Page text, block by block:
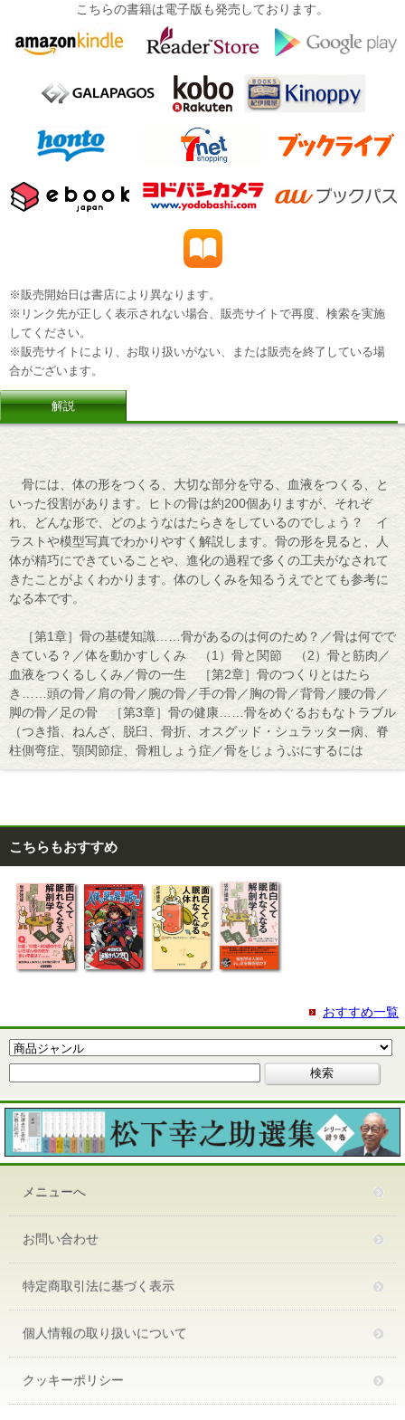
こちらの書籍は電子版も発売しております。
※販売開始日は書店により異なります。
※リンク先が正しく表示されない場合、販売サイトで再度、検索を実施
してください。
※販売サイトにより、お取り扱いがない、または販売を終了している場
合がございます。
解説
骨には、体の形をつくる、大切な部分を守る、血液をつくる、と
いった役割があります。ヒトの骨は約200個ありますが、それぞ
れ、どんな形で、どのようなはたらきをしているのでしょう？ イ
ラストや模型写真でわかりやすく解説します。骨の形を見ると、人
体が精巧にできていることや、進化の過程で多くの工夫がなされて
きたことがよくわかります。体のしくみを知るうえでとても参考に
なる本です。
［第1章］骨の基礎知識……骨があるのは何のため？／骨は何でで
きている？／体を動かすしくみ （1）骨と関節 （2）骨と筋肉／
血液をつくるしくみ／骨の一生 ［第2章］骨のつくりとはたら
き……頭の骨／肩の骨／腕の骨／手の骨／胸の骨／背骨／腰の骨／
脚の骨／足の骨 ［第3章］骨の健康……骨をめぐるおもなトラブル
（つき指、ねんざ、脱臼、骨折、オスグッド・シュラッター病、脊
柱側弯症、顎関節症、骨粗しょう症／骨をじょうぶにするには
こちらもおすすめ
おすすめ一覧
メニューへ
お問い合わせ
特定商取引法に基づく表示
個人情報の取り扱いについて
クッキーポリシー